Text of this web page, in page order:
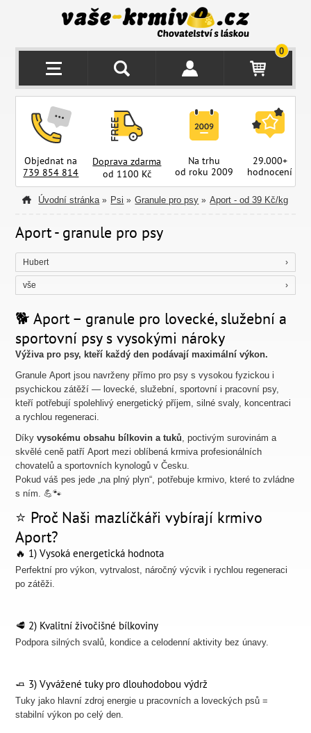
0
Objednat na
739 854 814
Doprava zdarma
od 1100 Kč
Na trhu
od roku 2009
29.000+
hodnocení
Úvodní stránka » Psi » Granule pro psy » Aport - od 39 Kč/kg
Aport - granule pro psy
Hubert
vše
🐕 Aport – granule pro lovecké, služební a
sportovní psy s vysokými nároky
Výživa pro psy, kteří každý den podávají maximální výkon.
Granule Aport jsou navrženy přímo pro psy s vysokou fyzickou i
psychickou zátěží — lovecké, služební, sportovní i pracovní psy,
kteří potřebují spolehlivý energetický příjem, silné svaly, koncentraci
a rychlou regeneraci.
Díkyvysokému obsahu bílkovin a tuků, poctivým surovinám a
skvělé ceně patří Aport mezi oblíbená krmiva profesionálních
chovatelů a sportovních kynologů v Česku.
Pokud váš pes jede „na plný plyn“, potřebuje krmivo, které to zvládne
s ním. 💪🐾
⭐ Proč Naši mazlíčkáři vybírají krmivo
Aport?
🔥 1) Vysoká energetická hodnota
Perfektní pro výkon, vytrvalost, náročný výcvik i rychlou regeneraci
po zátěži.
🥩 2) Kvalitní živočišné bílkoviny
Podpora silných svalů, kondice a celodenní aktivity bez únavy.
🧈 3) Vyvážené tuky pro dlouhodobou výdrž
Tuky jako hlavní zdroj energie u pracovních a loveckých psů =
stabilní výkon po celý den.